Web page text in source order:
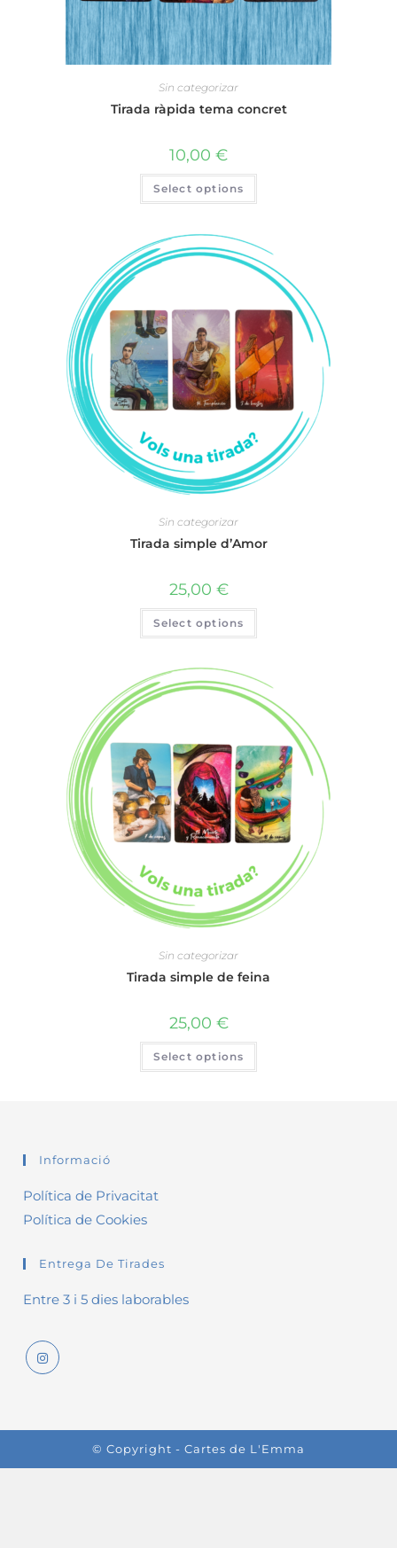
Sin categorizar
Tirada ràpida tema concret
10,00 €
Select options
Sin categorizar
Tirada simple d’Amor
25,00 €
Select options
Sin categorizar
Tirada simple de feina
25,00 €
Select options
Informació
Política de Privacitat
Política de Cookies
Entrega De Tirades
Entre 3 i 5 dies laborables
© Copyright - Cartes de L'Emma